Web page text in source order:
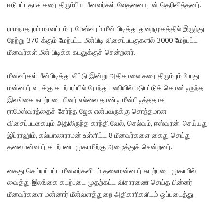
ஈடுபட்டதாக கரை திரும்பிய மீனவர்கள் வேதனையுடன் தெரிவித்தனர்.
ராமநாதபுரம் மாவட்டம் ராமேஸ்வரம் மீன் பிடித்து துறைமுகத்தில் இருந்து
நேற்று 370-க்கும் மேற்பட்ட மீன்பிடி விசைப்படகுகளில் 3000 மேற்பட்ட
மீனவர்கள் மீன் பிடிக்க கடலுக்குச் சென்றனர்.
மீனவர்கள் மீன்பிடித்து விட்டு இன்று அதிகாலை கரை திரும்பும் போது
மன்னார் வடக்கு கடற்பரப்பில் ரோந்து பணியில் ஈடுபட்டுக் கொண்டிருந்த
இலங்கை கடற்படையினர் எல்லை தாண்டி மீன்பிடித்ததாக
ராமேஸ்வரத்தைச் சேர்ந்த ஜேசு என்பவருக்கு சொந்தமான
விசைப்படகையும் அதிலிருந்த காந்தி வேல், செல்வம், ஈஸ்வரன், செய்யது
இப்ராஹிம், கல்யாணராமன் உள்ளிட்ட 8 மீனவர்களை கைது செய்து
தலைமன்னார் கடற்படை முகாமிற்கு அழைத்துச் சென்றனர்.
கைது செய்யப்பட்ட மீனவர்களிடம் தலைமன்னார் கடற்படை முகாமில்
வைத்து இலங்கை கடற்படை முதற்கட்ட விசாரணை செய்த பின்னர்
மீனவர்களை மன்னார் மீன்வளத்துறை அதிகாரிகளிடம் ஒப்படைத்து.